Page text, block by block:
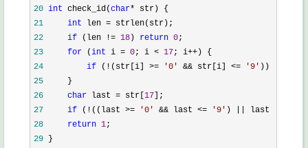
20 int check_id(char*
21
int len =
22
if (len != 18 ) return 0
23
for (int i = 0; i < 17; i++
24
if (!(str[i] >= '0 ' && str[i] <= '9 ' ))
25
26
char last = str[ 17
27
if (!((last >= '0 ' && last <= '9 ' ) || last ==
28
return 1
29 }